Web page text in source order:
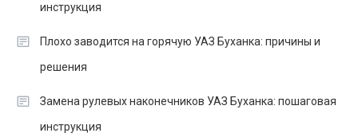
инструкция
Плохо заводится на горячую УАЗ Буханка: причины и
решения
Замена рулевых наконечников УАЗ Буханка: пошаговая
инструкция